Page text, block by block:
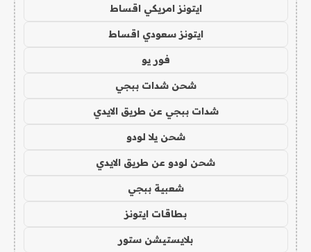
ايتونز امريكي اقساط
ايتونز سعودي اقساط
فور يو
شحن شدات ببجي
شدات ببجي عن طريق الايدي
شحن يلا لودو
شحن لودو عن طريق الايدي
شعبية ببجي
بطاقات ايتونز
بلايستيشن ستور